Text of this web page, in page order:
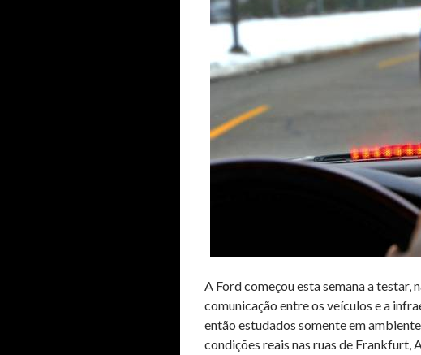
A Ford começou esta semana a testar,
comunicação entre os veículos e a
então estudados somente em
condições reais nas ruas de Frankfurt,